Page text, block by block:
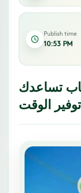
Publish time
10:53 PM
تساعدك
الوقت